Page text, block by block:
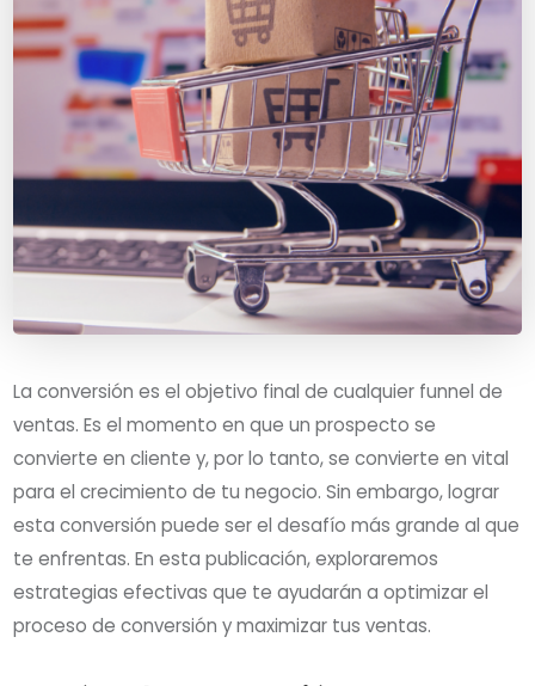
La conversión es el objetivo final de cualquier funnel de
ventas. Es el momento en que un prospecto se
convierte en cliente y, por lo tanto, se convierte en vital
para el crecimiento de tu negocio. Sin embargo, lograr
esta conversión puede ser el desafío más grande al que
te enfrentas. En esta publicación, exploraremos
estrategias efectivas que te ayudarán a optimizar el
proceso de conversión y maximizar tus ventas.